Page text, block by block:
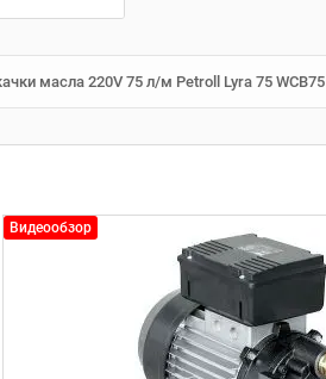
масла 220V 75 л/м Petroll Lyra 75 WCB75
Видеообзор